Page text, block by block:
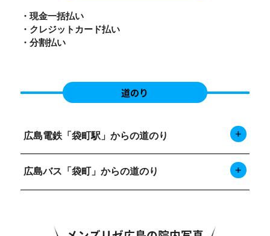
・現金一括払い
・クレジットカード払い
・分割払い
道のり
広島電鉄「袋町駅」からの道のり
広島バス「袋町」からの道のり